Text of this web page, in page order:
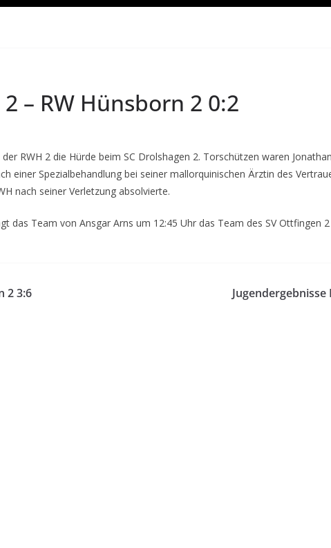
– RW Hünsborn 2 0:2
RWH 2 die Hürde beim SC Drolshagen 2. Torschützen waren Jonathan
einer Spezialbehandlung bei seiner mallorquinischen Ärztin des
nach seiner Verletzung absolvierte.
das Team von Ansgar Arns um 12:45 Uhr das Team des SV Ottfingen
2 3:6 Jugendergebnisse